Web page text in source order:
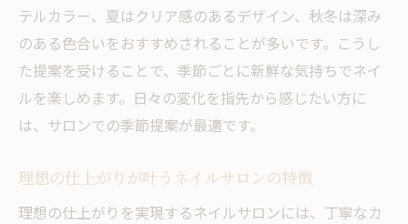
テルカラー、夏はクリア感のあるデザイン、秋冬は深み
のある色合いをおすすめされることが多いです。こうし
た提案を受けることで、季節ごとに新鮮な気持ちでネイ
ルを楽しめます。日々の変化を指先から感じたい方に
は、サロンでの季節提案が最適です。
理想の仕上がりが叶うネイルサロンの特徴
理想の仕上がりを実現するネイルサロンには、丁寧なカ